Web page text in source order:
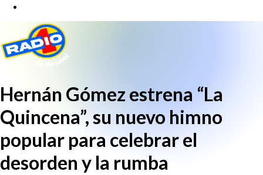
Hernán Gómez estrena “La
Quincena”, su nuevo himno
popular para celebrar el
desorden y la rumba